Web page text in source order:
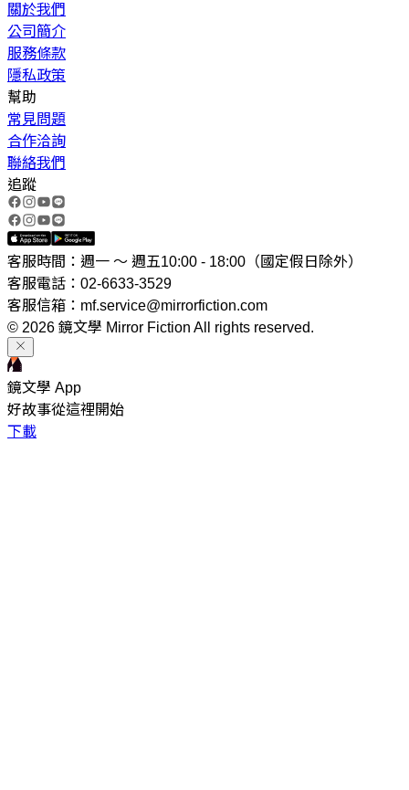
關於我們
公司簡介
服務條款
隱私政策
幫助
常見問題
合作洽詢
聯絡我們
追蹤
客服時間：週一 ～ 週五10:00 - 18:00（國定假日除外）
客服電話：02-6633-3529
客服信箱：mf.service@mirrorfiction.com
© 2026 鏡文學 Mirror Fiction All rights reserved.
鏡文學 App
好故事從這裡開始
下載